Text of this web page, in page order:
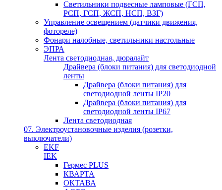
Светильники подвесные ламповые (ГСП,
РСП, ГСП, ЖСП, НСП, ВЗГ)
Управление освещением (датчики движения,
фотореле)
Фонари налобные, светильники настольные
ЭПРА
Лента светодиодная, дюралайт
Драйвера (блоки питания) для светодиодной
ленты
Драйвера (блоки питания) для
светодиодной ленты IP20
Драйвера (блоки питания) для
светодиодной ленты IP67
Лента светодиодная
07. Электроустановочные изделия (розетки,
выключатели)
EKF
IEK
Гермес PLUS
КВАРТА
ОКТАВА